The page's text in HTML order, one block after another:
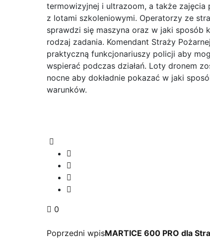
termowizyjnej i ultrazoom, a także
z lotami szkoleniowymi. Operatorzy ze
sprawdzi się maszyna oraz w jaki
rodzaj zadania. Komendant Straży
praktyczną funkcjonariuszy policji aby
wspierać podczas działań. Loty dronem
nocne aby dokładnie pokazać w jaki
warunków.
0
Poprzedni wpisMARTICE 600 PRO dla